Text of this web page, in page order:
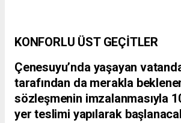
KONFORLU ÜST GEÇİTLER
Çenesuyu’nda yaşayan
tarafından da merakla
sözleşmenin imzalanmasıyla
yer teslimi yapılarak